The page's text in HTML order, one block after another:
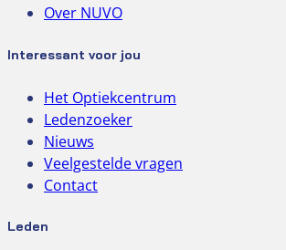
Over NUVO
Interessant voor jou
Het Optiekcentrum
Ledenzoeker
Nieuws
Veelgestelde vragen
Contact
Leden